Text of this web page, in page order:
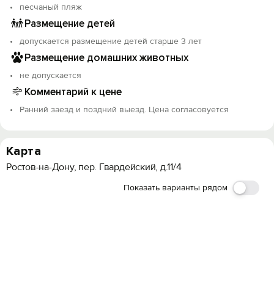
песчаный пляж
Размещение детей
допускается размещение детей старше 3 лет
Размещение домашних животных
не допускается
Комментарий к цене
Ранний заезд и поздний выезд. Цена согласовуется
Карта
Ростов-на-Дону, пер. Гвардейский, д.11/4
Показать варианты рядом